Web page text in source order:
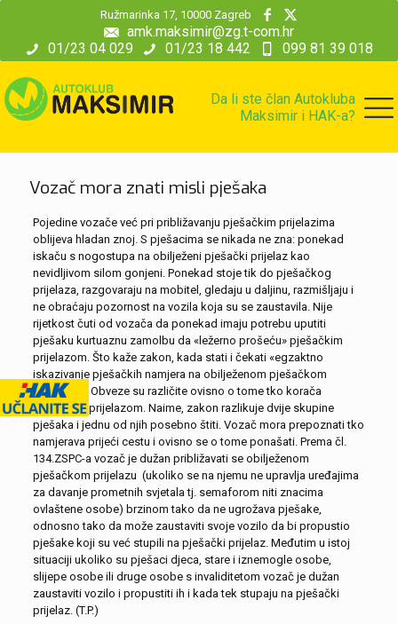
01/23 04 029 01/23 18 442 099 81 39 018
amk.maksimir@zg.t-com.hr
Ružmarinka 17, 10000 Zagreb
Da li ste član Autokluba
Maksimir i HAK-a?
Vozač mora znati misli pješaka
Pojedine vozače već pri približavanju pješačkim prijelazima
oblijeva hladan znoj. S pješacima se nikada ne zna: ponekad
iskaču s nogostupa na obilježeni pješački prijelaz kao
nevidljivom silom gonjeni. Ponekad stoje tik do pješačkog
prijelaza, razgovaraju na mobitel, gledaju u daljinu, razmišljaju i
ne obraćaju pozornost na vozila koja su se zaustavila. Nije
rijetkost čuti od vozača da ponekad imaju potrebu uputiti
pješaku kurtuaznu zamolbu da «ležerno prošeću» pješačkim
prijelazom. Što kaže zakon, kada stati i čekati «egzaktno
iskazivanje pješačkih namjera na obilježenom pješačkom
prijelazu»? Obveze su različite ovisno o tome tko korača
pješačkim prijelazom. Naime, zakon razlikuje dvije skupine
pješaka i jednu od njih posebno štiti. Vozač mora prepoznati tko
namjerava prijeći cestu i ovisno se o tome ponašati. Prema čl.
134.ZSPC-a vozač je dužan približavati se obilježenom
pješačkom prijelazu (ukoliko se na njemu ne upravlja uređajima
za davanje prometnih svjetala tj. semaforom niti znacima
ovlaštene osobe) brzinom tako da ne ugrožava pješake,
odnosno tako da može zaustaviti svoje vozilo da bi propustio
pješake koji su već stupili na pješački prijelaz. Međutim u istoj
situaciji ukoliko su pješaci djeca, stare i iznemogle osobe,
slijepe osobe ili druge osobe s invaliditetom vozač je dužan
zaustaviti vozilo i propustiti ih i kada tek stupaju na pješački
prijelaz. (T.P.)